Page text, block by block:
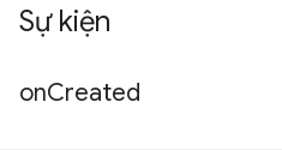
Sự kiện
onCreated